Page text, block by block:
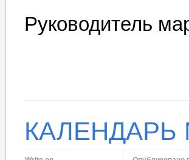
Руководитель
КАЛЕНДАРЬ